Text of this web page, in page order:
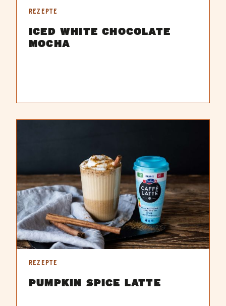
REZEPTE
ICED WHITE CHOCOLATE
MOCHA
REZEPTE
PUMPKIN SPICE LATTE